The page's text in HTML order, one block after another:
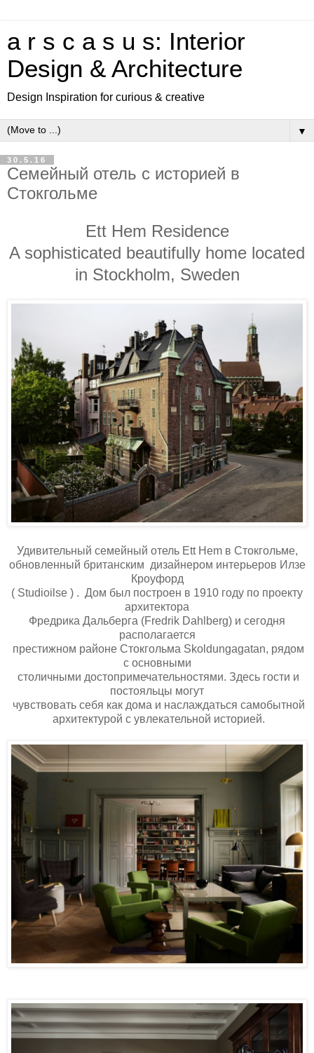
a r s c a s u s: Interior
Design & Architecture
Design Inspiration for curious & creative
▼
30.5.16
Семейный отель с историей в
Стокгольме
Ett Hem Residence
A sophisticated beautifully home located
in Stockholm, Sweden
Удивительный семейный отель Ett Hem в Стокгольме,
обновленный британским дизайнером интерьеров Илзе
Кроуфорд
( Studioilse ) . Дом был построен в 1910 году по проекту
архитектора
Фредрика Дальберга (Fredrik Dahlberg) и сегодня
располагается
престижном районе Стокгольма Skoldungagatan, рядом
с основными
столичными достопримечательностями. Здесь гости и
постояльцы могут
чувствовать себя как дома и наслаждаться самобытной
архитектурой с увлекательной историей.